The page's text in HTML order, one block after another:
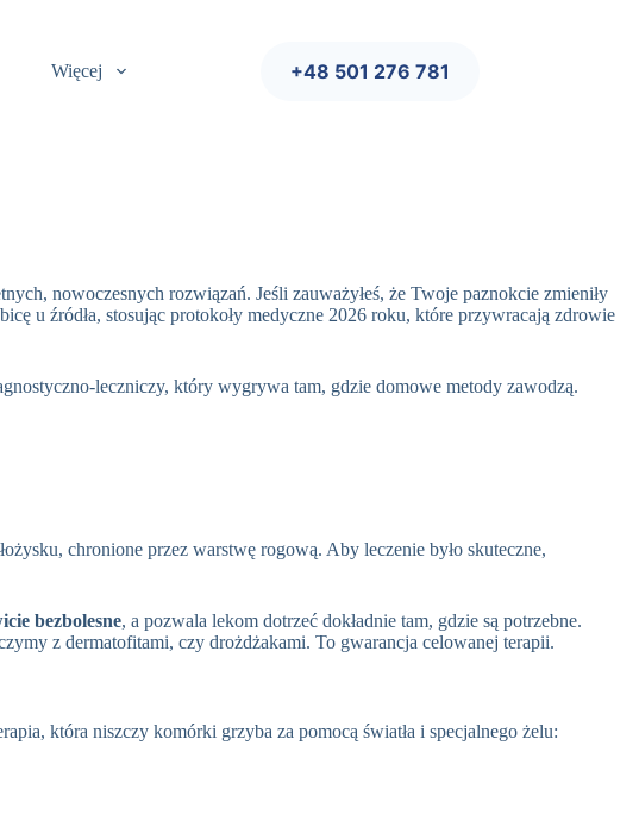
Więcej +48 501 276 781
nowoczesnych rozwiązań. Jeśli zauważyłeś, że Twoje paznokcie zmieniły
u źródła, stosując protokoły medyczne 2026 roku, które przywracają zdrowie
leczniczy, który wygrywa tam, gdzie domowe metody zawodzą.
chronione przez warstwę rogową. Aby leczenie było skuteczne,
bezbolesne, a pozwala lekom dotrzeć dokładnie tam, gdzie są potrzebne.
z dermatofitami, czy drożdżakami. To gwarancja celowanej terapii.
która niszczy komórki grzyba za pomocą światła i specjalnego żelu: